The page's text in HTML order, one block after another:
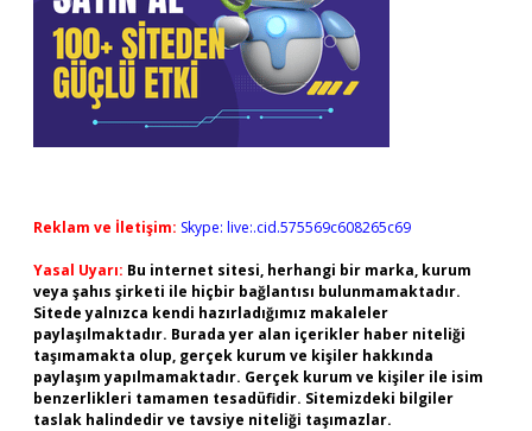
Reklam ve İletişim: Skype: live:.cid.575569c608265c69
Yasal Uyarı: Bu internet sitesi, herhangi bir marka, kurum
veya şahıs şirketi ile hiçbir bağlantısı bulunmamaktadır.
Sitede yalnızca kendi hazırladığımız makaleler
paylaşılmaktadır. Burada yer alan içerikler haber niteliği
taşımamakta olup, gerçek kurum ve kişiler hakkında
paylaşım yapılmamaktadır. Gerçek kurum ve kişiler ile isim
benzerlikleri tamamen tesadüfidir. Sitemizdeki bilgiler
taslak halindedir ve tavsiye niteliği taşımazlar.